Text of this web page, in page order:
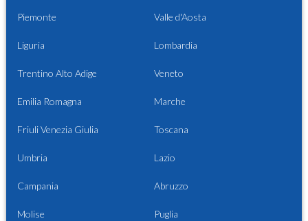
Piemonte Valle d'Aosta
Liguria Lombardia
Trentino Alto Adige Veneto
Emilia Romagna Marche
Friuli Venezia Giulia Toscana
Umbria Lazio
Campania Abruzzo
Molise Puglia